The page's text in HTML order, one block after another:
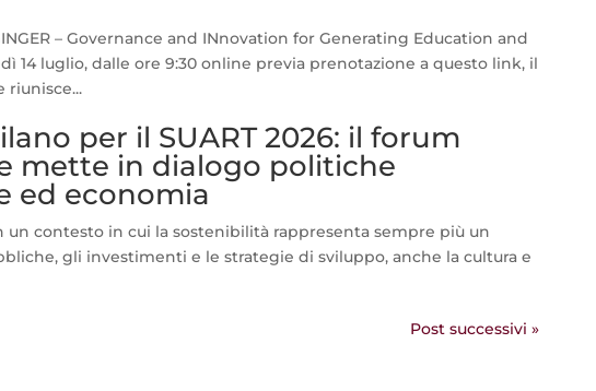
– Governance and INnovation for Generating Education and
14 luglio, dalle ore 9:30 online previa prenotazione a questo link, il
riunisce...
per il SUART 2026: il forum
mette in dialogo politiche
ed economia
un contesto in cui la sostenibilità rappresenta sempre più un
gli investimenti e le strategie di sviluppo, anche la cultura e
Post successivi »